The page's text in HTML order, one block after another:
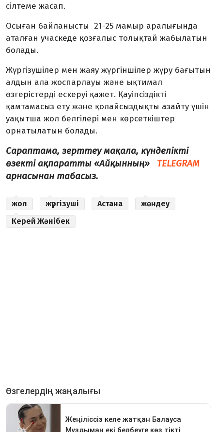
сілтеме жасап.
Осыған байланысты 21-25 мамыр аралығында
аталған учаскеде қозғалыс толықтай жабылатын
болады.
Жүргізушілер мен жаяу жүргіншілер жүру бағытын
алдын ала жоспарлауы және ықтимал
өзгерістерді ескеруі қажет. Қауіпсіздікті
қамтамасыз ету және қолайсыздықты азайту үшін
уақытша жол белгілері мен көрсеткіштер
орнатылатын болады.
Сараптама, зерттеу мақала, күнделікті
өзекті ақпаратты «Айқынның»
TELEGRAM
арнасынан табасыз.
жол жүргізуші Астана
жөндеу
Керей Жәнібек